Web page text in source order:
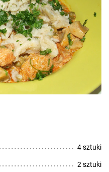
4 sztuki
2 sztuki